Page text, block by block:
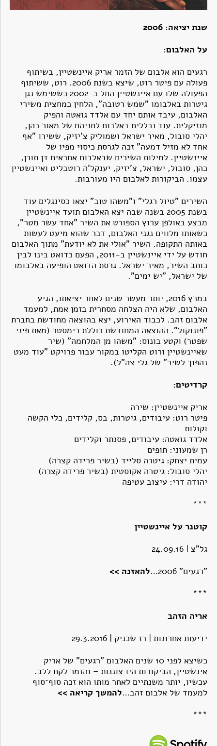
שנת יציאה: 2006
על האלבום:
רגעים הוא אלבום של הזמר אריק איינשטיין, בשיתוף
פעולה עם פיטר רוט, שיצא בשנת 2006. רוט, ששיתוף
הפעולה שלו עם איינשטיין החל ב-2002 כששימש נגן
גיטרות באלבומו "שמש רטובה", הלחין כמחצית משירי
האלבום, עיבד אותם יחד עם אלדד גואטה והפיק
מוזיקלית. עוד נכללים באלבום לחניהם של מאור כהן,
יהלי סובול, מאיר ישראל ושמוליק צ'יזיק, ששירו "אף
אחד לא מזיל דמעה" זכה לגרסת כיסוי מפיו של
איינשטיין. למילות השירים שבאלבום אחראים דן תורן,
כהן, סובול, ישראל, צ'יזיק, יענקל'ה רוטבליט ואיינשטיין
עצמו. הביקורות לאלבום היו מעורבות.
השירים "טיול רגלי" ו"משהו טוב" יצאו כסינגלים עוד
בשנת 2005 בשנה שבה יצא האלבום תועד איינשטיין
מבצע באולפן ערוץ הספורט את השיר "אחד עשר מטר",
כשאותו מלווים נגני האלבום, דבר שהוא מיעט לעשות
באותה התקופה. השיר "אולי את לא יודעת" מתוך האלבום
חודש על ידי איינשטיין ב-2011, הפעם כדואט בינו לבין
כותב השיר, מאיר ישראל. גרסת הדואט הופיעה באלבומו
של ישראל, "יש ימים".
במרץ 2016, יותר מעשר שנים לאחר יציאתו, הגיע
האלבום, שלא היה הצלחה מסחרית בזמן אמת, למעמד
אלבום זהב. לכבוד האירוע, יצא בהוצאה מחודשת בחברת
"פונוקול". ההוצאה המחודשת כוללת רימסטר (מאת פיני
שפטר) וקטע בונוס: "משהו מן המלחמה" (שיר
שאיינשטיין ורוט הקליטו במקור עבור פרויקט "עוד מעט
נהפוך לשיר" של גלי צה"ל).
קרדיטים:
אריק איינשטיין: שירה
פיטר רוט: עיבודים, גיטרות, בס, קלידים, כלי הקשה
וקולות
אלדד גואטה: עיבודים, פסנתר וקלידים
רן שמעוני: תופים
עמית יצחק: גיטרה סלייד (בשיר פרידה קצרה)
יהלי סובול: גיטרה אקוסטית (בשיר פרידה קצרה)
יהודה דרי: עיצוב עטיפה
***
קוטנר על איינשטיין
גל"צ | 24.09.16
"רגעים" 2006…
להאזנה >>
***
אריה הזהב
ידיעות אחרונות | רז שכניק | 29.3.2016
כשיצא לפני 10 שנים האלבום "רגעים" של אריק
אינשטיין, הביקורות היו צוננות – והזמר לקח ללב.
עכשיו, יותר משנתיים לאחר מותו הוא זכה סוף־סוף
למעמד של אלבום זהב…להמשך קריאה >>
***